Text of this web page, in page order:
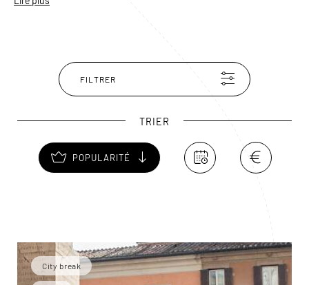
pourrez écourter grâce à un coupe-file.
FILTRER
TRIER
POPULARITÉ
City break